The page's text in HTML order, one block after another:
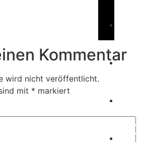
Kommentar
wird nicht veröffentlicht.
mit * markiert